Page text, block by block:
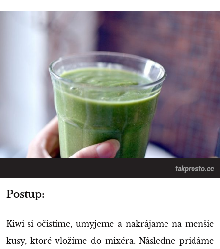
takprosto.cc
Postup:
Kiwi si očistíme, umyjeme a nakrájame na menšie
kusy, ktoré vložíme do mixéra. Následne pridáme